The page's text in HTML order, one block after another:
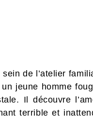
de l’atelier
jeune homme
Il découvre
terrible et